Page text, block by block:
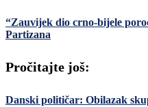
“Zauvijek dio crno-bijele
Partizana
Pročitajte još:
Danski političar: Obilazak